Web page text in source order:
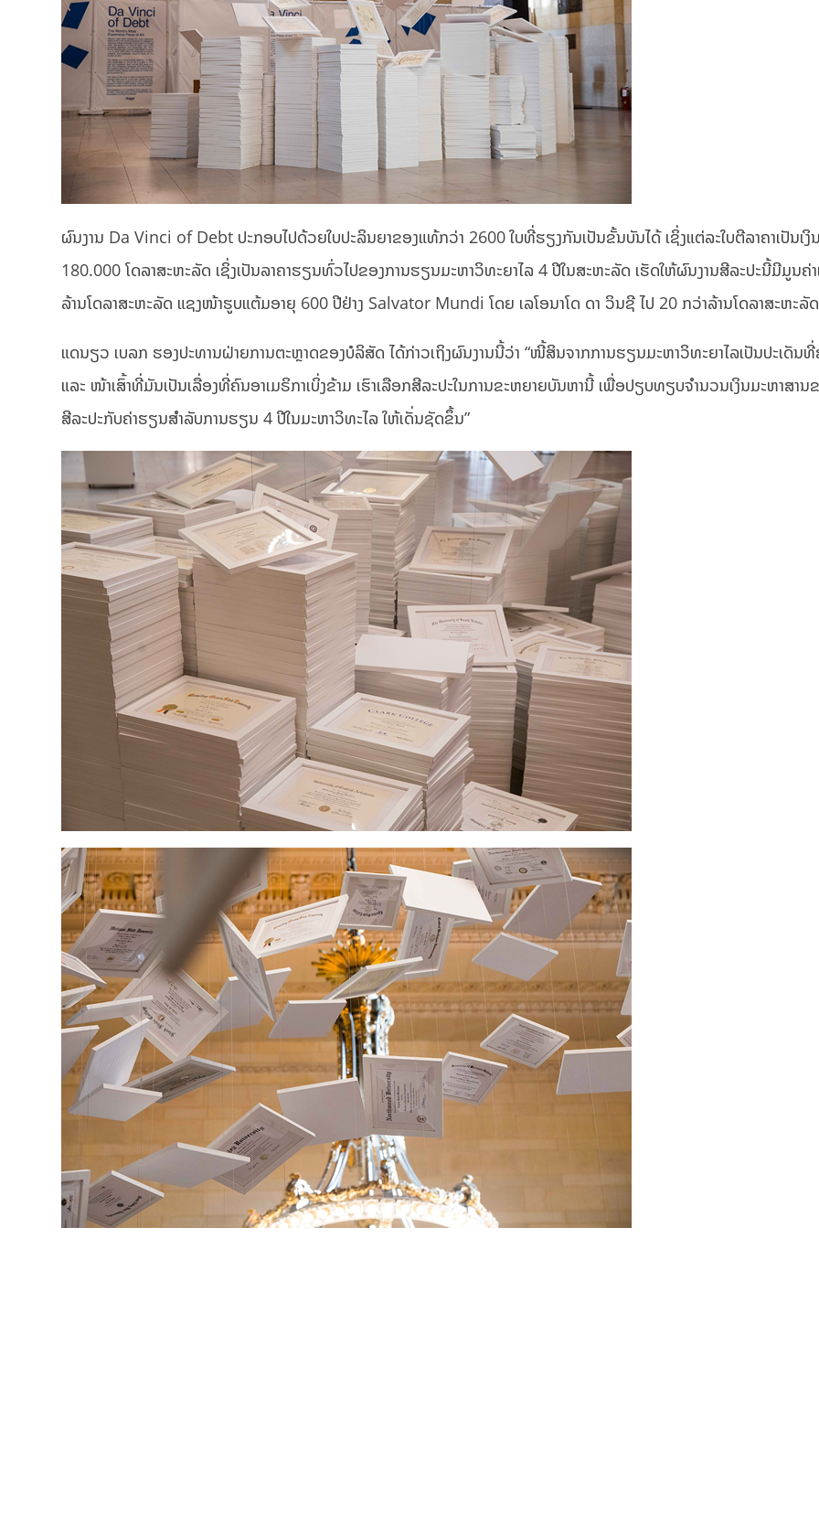
ຜົນງານ Da Vinci of Debt ປະກອບໄປດ້ວຍໃບປະລິນຍາຂອງແທ້ກວ່າ 2600 ໃບທີ່ຮຽງກັນເປັນຂັ້ນບັນໄດ້ ເຊິ່ງແຕ່ລະໃບຕີລາຄາເປັນເງິ
180.000 ໂດລາສະຫະລັດ ເຊິ່ງເປັນລາຄາຮຽນທົ່ວໄປຂອງການຮຽນມະຫາວິທະຍາໄລ 4 ປີໃນສະຫະລັດ ເຮັດໃຫ້ຜົນງານສີລະປະນີ້ມີມູນຄ່າ
ລ້ານໂດລາສະຫະລັດ ແຊງໜ້າຮູບແຕ້ມອາຍຸ 600 ປີຢ່າງ Salvator Mundi ໂດຍ ເລໂອນາໂດ ດາ ວິນຊີ ໄປ 20 ກວ່າລ້ານໂດລາສະຫະລັ
ແດນຽວ ເບລກ ຮອງປະທານຝ່າຍການຕະຫຼາດຂອງບໍລິສັດ ໄດ້ກ່າວເຖິງຜົນງານນີ້ວ່າ “ໜີ້ສິນຈາກການຮຽນມະຫາວິທະຍາໄລເປັນປະເດັນ
ແລະ ໜ້າເສົ້າທີ່ມັນເປັນເລື່ອງທີ່ຄົນອາເມຣິກາເບິ່ງຂ້າມ ເຮົາເລືອກສີລະປະໃນການຂະຫຍາຍບັນຫານີ້ ເພື່ອປຽບທຽບຈຳນວນເງິນມະຫາສານ
ສີລະປະກັບຄ່າຮຽນສຳລັບການຮຽນ 4 ປີໃນມະຫາວິທະໄລ ໃຫ້ເດັ່ນຊັດຂຶ້ນ”